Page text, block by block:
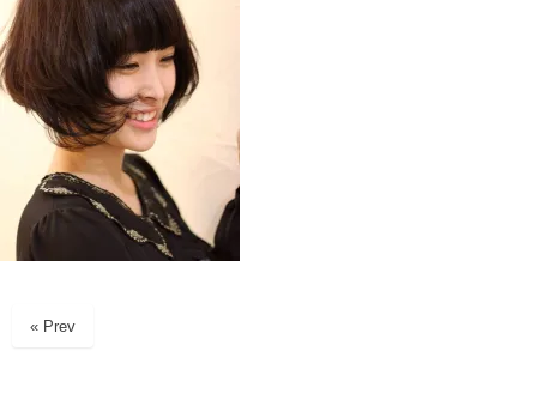
« Prev